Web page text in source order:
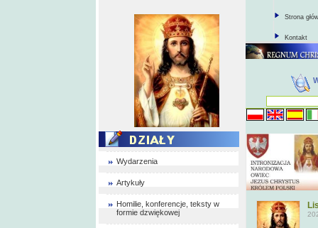
Wydarzenia
Artykuły
Homilie, konferencje, teksty w
formie dzwiękowej
Strona
Kontakt